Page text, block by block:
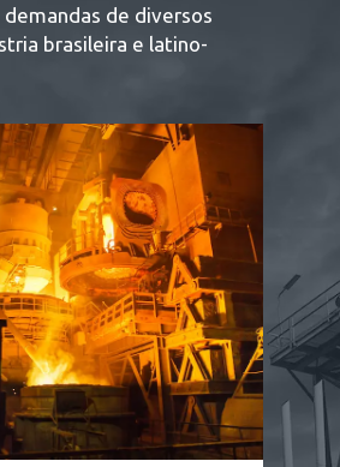
de diversos
brasileira e latino-